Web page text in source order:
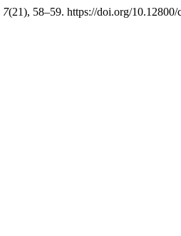
7(21), 58–59. https://doi.org/